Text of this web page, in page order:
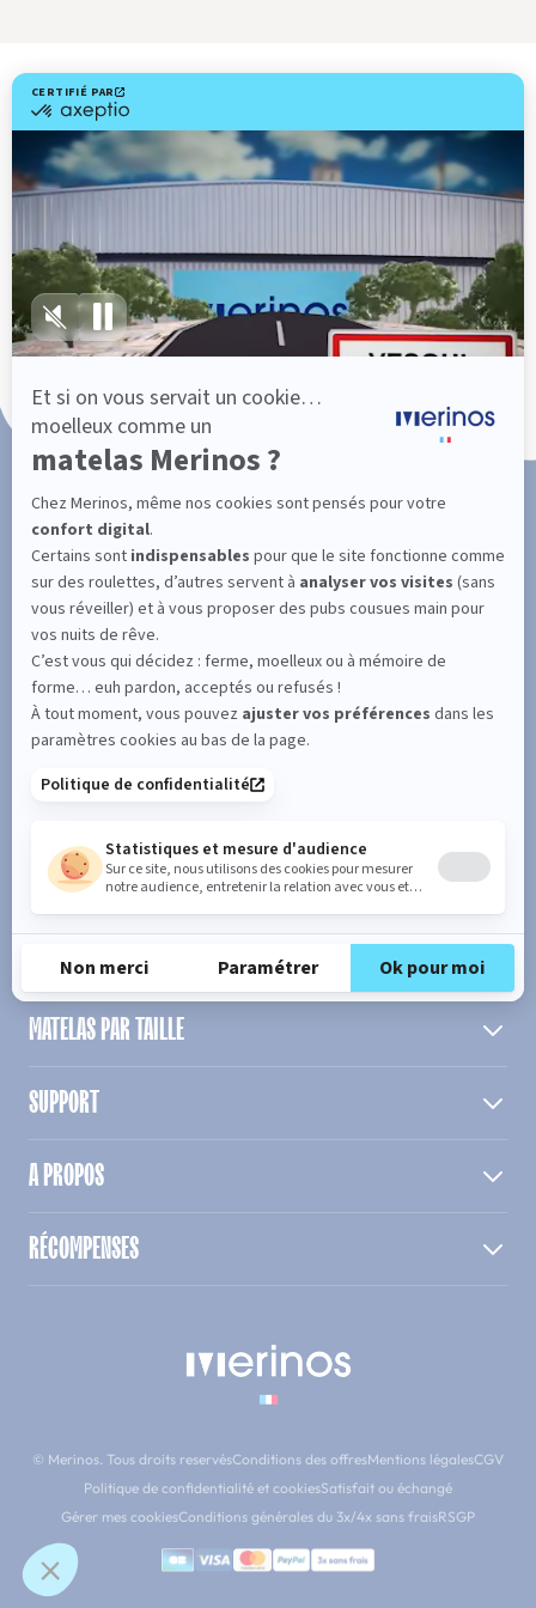
Livraison gratuite
Fabrication Française
101 nuits d'essai*
Paiement en 3x ou 4x sans frais
SUIVEZ L'ACTUALITÉ DE MERINOS !
Entrez votre adresse email
S'inscrire
En cochant cette case, vous confirmez avoir plus de 16 ans et
acceptez de recevoir notre Newsletter incluant des informations
concernant les offres, services, produits ou évènements de Bultex
conformément à
notre politique de protection des données personnelles.
PRODUIT
MATELAS PAR TAILLE
SUPPORT
A PROPOS
RÉCOMPENSES
© Merinos. Tous droits reservésConditions des offresMentions légalesCGV
Politique de confidentialité et cookiesSatisfait ou échangé
Gérer mes cookiesConditions générales du 3x/4x sans fraisRSGP